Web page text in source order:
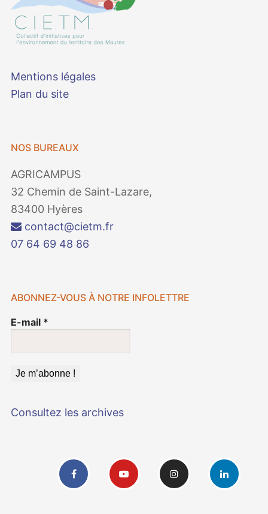
Mentions légales
Plan du site
NOS BUREAUX
AGRICAMPUS
32 Chemin de Saint-Lazare,
83400 Hyères
contact@cietm.fr
07 64 69 48 86
ABONNEZ-VOUS À NOTRE INFOLETTRE
E-mail *
Consultez les archives